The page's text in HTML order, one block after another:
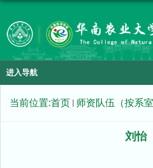
进入导航
当前位置:首页 师资队伍（按系室
刘怡